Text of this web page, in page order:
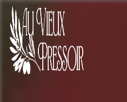
Panneau de gestion des cookies